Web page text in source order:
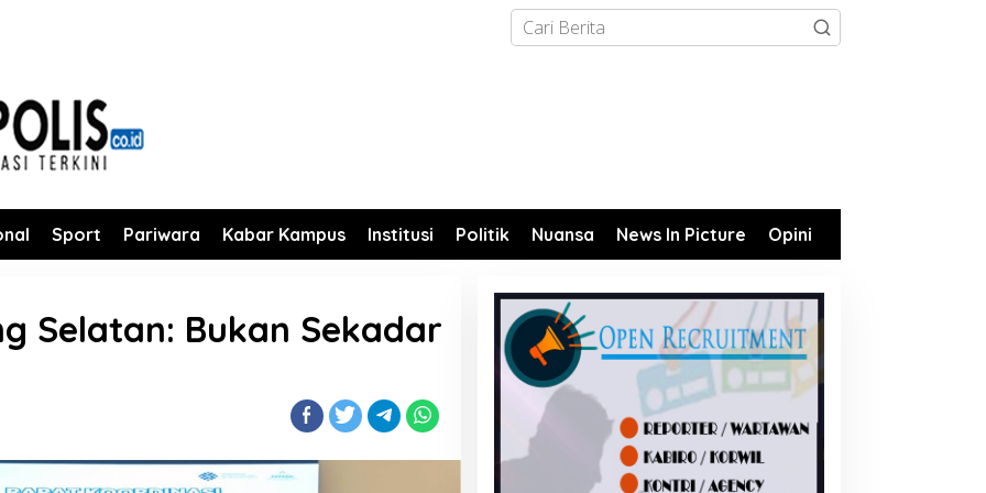
Sport Pariwara Kabar Kampus Institusi Politik Nuansa News In Picture Opini
Selatan: Bukan Sekadar